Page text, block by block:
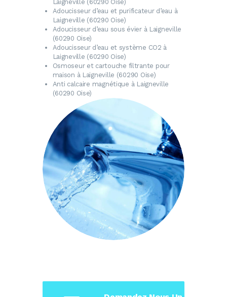
Laigneville (60290 Oise)
Adoucisseur d’eau et purificateur d’eau à
Laigneville (60290 Oise)
Adoucisseur d’eau sous évier à Laigneville
(60290 Oise)
Adoucisseur d’eau et système CO2 à
Laigneville (60290 Oise)
Osmoseuret cartouche filtrante pour
maison à Laigneville (60290 Oise)
Anti calcaire magnétique à Laigneville
(60290 Oise)